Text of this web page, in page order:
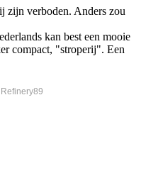
zijn verboden. Anders zou
kan best een mooie
compact, "stroperij". Een